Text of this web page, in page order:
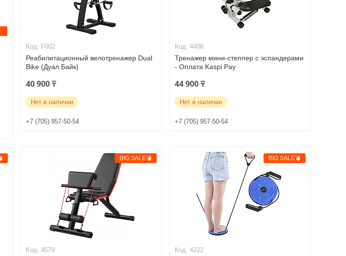
F002
Реабилитационный велотренажер Dual
Bike (Дуал Байк)
40 900 ₸
Нет в наличии
+7 (705) 957-50-54
4408
Тренажер мини-степпер с эспандерами
- Оплата Kaspi Pay
44 900 ₸
Нет в наличии
+7 (705) 957-50-54
BIG SALE💣
4579
BIG SALE💣
4222